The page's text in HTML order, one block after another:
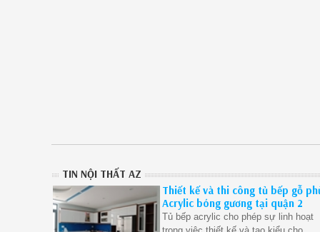
TIN NỘI THẤT AZ
Thiết kế và thi công tủ bếp gỗ
Acrylic bóng gương tại quận 2
Tủ bếp acrylic cho phép sự linh hoạt